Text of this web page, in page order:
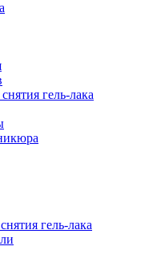
гель-лака
гель-лака